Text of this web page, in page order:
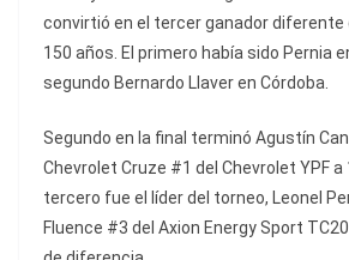
convirtió en el tercer ganador diferente
150 años. El primero había sido Pernia
segundo Bernardo Llaver en Córdoba.
Segundo en la final terminó Agustín
Chevrolet Cruze #1 del Chevrolet YPF
tercero fue el líder del torneo, Leonel
Fluence #3 del Axion Energy Sport